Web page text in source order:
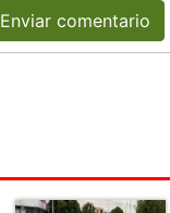
Enviar comentario